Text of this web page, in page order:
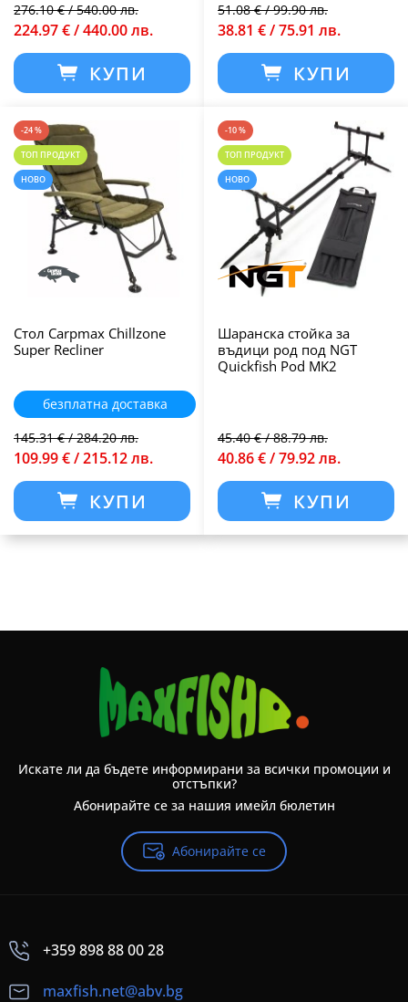
276.10 € / 540.00 лв.
224.97 € / 440.00 лв.
КУПИ
51.08 € / 99.90 лв.
38.81 € / 75.91 лв.
КУПИ
-24 %
ТОП ПРОДУКТ
НОВО
Стол Carpmax Chillzone
Super Recliner
безплатна доставка
145.31 € / 284.20 лв.
109.99 € / 215.12 лв.
КУПИ
-10 %
ТОП ПРОДУКТ
НОВО
Шаранска стойка за
въдици род под NGT
Quickfish Pod MK2
45.40 € / 88.79 лв.
40.86 € / 79.92 лв.
КУПИ
Искате ли да бъдете информирани за всички промоции и
отстъпки?
Абонирайте се за нашия имейл бюлетин
Абонирайте се
+359 898 88 00 28
maxfish.net@abv.bg